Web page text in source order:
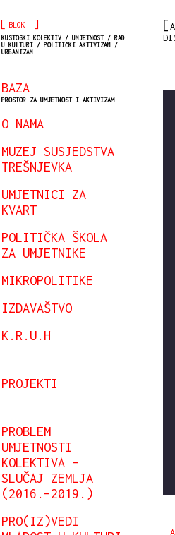
[ BLOK ]
KUSTOSKI KOLEKTIV / UMJETNOST / RAD
U KULTURI / POLITIČKI AKTIVIZAM /
URBANIZAM
BAZA
PROSTOR ZA UMJETNOST I AKTIVIZAM
O NAMA
MUZEJ SUSJEDSTVA
TREŠNJEVKA
UMJETNICI ZA
KVART
POLITIČKA ŠKOLA
ZA UMJETNIKE
MIKROPOLITIKE
IZDAVAŠTVO
K.R.U.H
PROJEKTI
PROBLEM
UMJETNOSTI
KOLEKTIVA –
SLUČAJ ZEMLJA
(2016.–2019.)
PRO(IZ)VEDI